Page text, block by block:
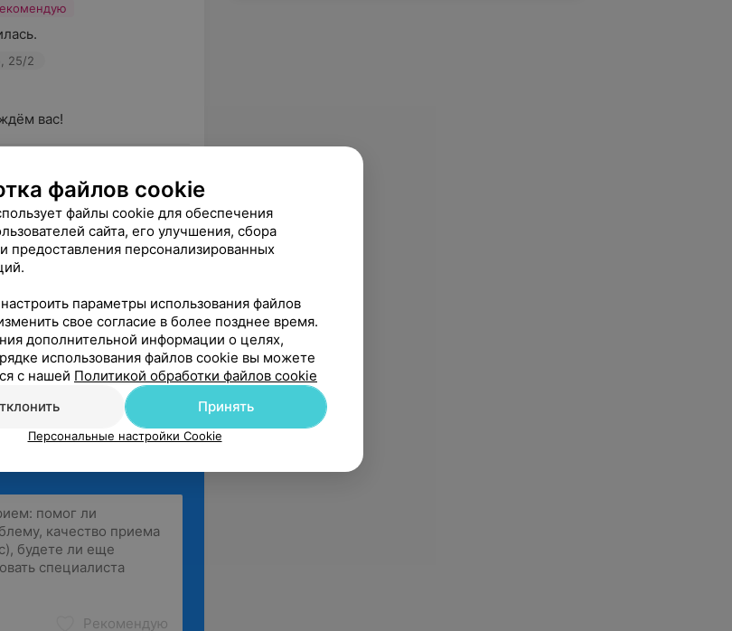
25/2
вас!
мою ассиметричную
на свете! Постоянно
25/2
своего мастера. Будем
Рекомендую
файлов cookie
файлы cookie для обеспечения
сайта, его улучшения, сбора
предоставления персонализированных
параметры использования файлов
свое согласие в более позднее время.
дополнительной информации о целях,
использования файлов cookie вы можете
с нашей Политикой обработки файлов cookie
Принять
Персональные настройки Cookie